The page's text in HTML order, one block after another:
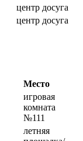
центр досуга
центр досуга
Место
игровая
комната
№111
летняя